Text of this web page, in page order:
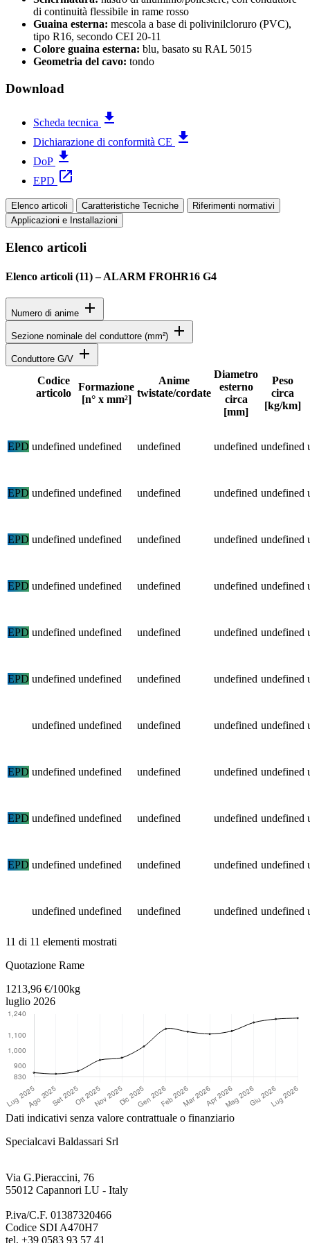
di continuità flessibile in rame rosso
Guaina esterna: mescola a base di polivinilcloruro (PVC),
tipo R16, secondo CEI 20-11
Colore guaina esterna: blu, basato su RAL 5015
Geometria del cavo: tondo
Download
Scheda tecnica file_download
Dichiarazione di conformità CE file_download
DoP file_download
EPD open_in_new
Elenco articoli Caratteristiche Tecniche
Riferimenti normativi
Applicazioni e Installazioni
Elenco articoli
Elenco articoli (11)–ALARM FROHR16 G4
Numero di anime add
Sezione nominale del conduttore (mm²) add
Conduttore G/V add
Stato
Codice
articolo
Formazione
[n° x mm²]
Anime
twistate/cordate
Diametro
esterno
circa
[mm]
Peso
circa
[kg/km]
EPD undefined undefined undefined undefined undefined
EPD undefined undefined undefined undefined undefined
EPD undefined undefined undefined undefined undefined
EPD undefined undefined undefined undefined undefined
EPD undefined undefined undefined undefined undefined
EPD undefined undefined undefined undefined undefined
undefined undefined undefined undefined undefined
EPD undefined undefined undefined undefined undefined
EPD undefined undefined undefined undefined undefined
EPD undefined undefined undefined undefined undefined
undefined undefined undefined undefined undefined
11 di 11 elementi mostrati
Quotazione Rame
1213,96 €/100kg
luglio 2026
Dati indicativi senza valore contrattuale o finanziario
Specialcavi Baldassari Srl
Via G.Pieraccini, 76
55012 Capannori LU - Italy
P.iva/C.F. 01387320466
Codice SDI A470H7
tel. +39 0583 93 57 41